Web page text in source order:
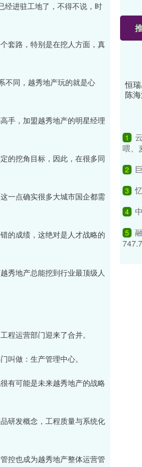
经进驻工地了，不得不说，时
套路，特别是在挖人方面，真
不同，越秀地产玩的就是心
手，加盟越秀地产的明星经理
的挖角目标，因此，在很多同
一点确实很多大城市国企都需
的成绩，这绝对是人才战略的
秀地产总能挖到行业最顶级人
程运营部门迎来了合并。
叫做：生产管理中心。
有可能是未来越秀地产的战略
研发概念，工程质量与系统化
控也成为越秀地产整体运营管
恒
陈
1
喂、
2
3
4
5